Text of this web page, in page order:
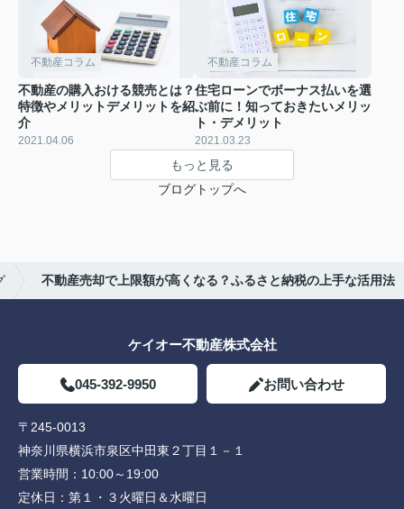
不動産コラム
不動産の購入おける競売とは？
特徴やメリットデメリットを紹
介
2021.04.06
不動産コラム
住宅ローンでボーナス払いを選
ぶ前に！知っておきたいメリッ
ト・デメリット
2021.03.23
もっと見る
ブログトップへ
不動産売却で上限額が高くなる？ふるさと納税の上手な活用法
ケイオー不動産株式会社
045-392-9950 お問い合わせ
〒245-0013
神奈川県横浜市泉区中田東２丁目１－１
営業時間： 10:00～19:00
定休日： 第１・３火曜日＆水曜日